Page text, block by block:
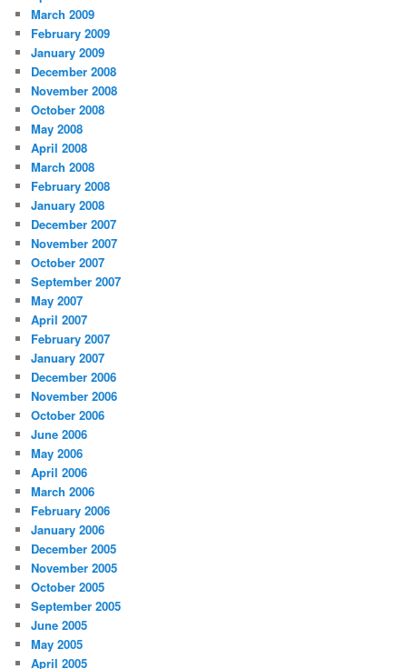
March 2009
February 2009
January 2009
December 2008
November 2008
October 2008
May 2008
April 2008
March 2008
February 2008
January 2008
December 2007
November 2007
October 2007
September 2007
May 2007
April 2007
February 2007
January 2007
December 2006
November 2006
October 2006
June 2006
May 2006
April 2006
March 2006
February 2006
January 2006
December 2005
November 2005
October 2005
September 2005
June 2005
May 2005
April 2005